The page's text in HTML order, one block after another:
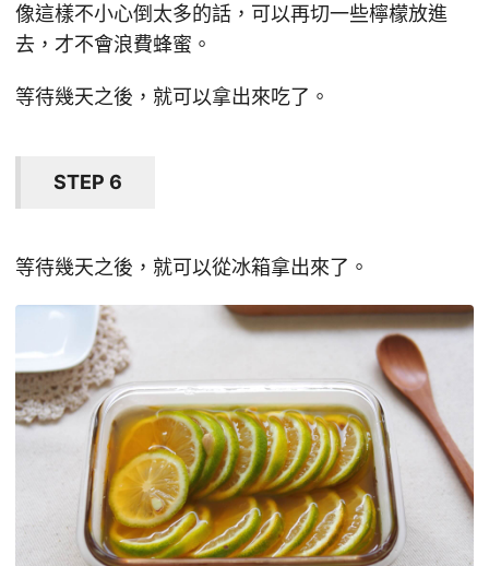
像這樣不小心倒太多的話，可以再切一些檸檬放進
去，才不會浪費蜂蜜。
等待幾天之後，就可以拿出來吃了。
STEP 6
等待幾天之後，就可以從冰箱拿出來了。